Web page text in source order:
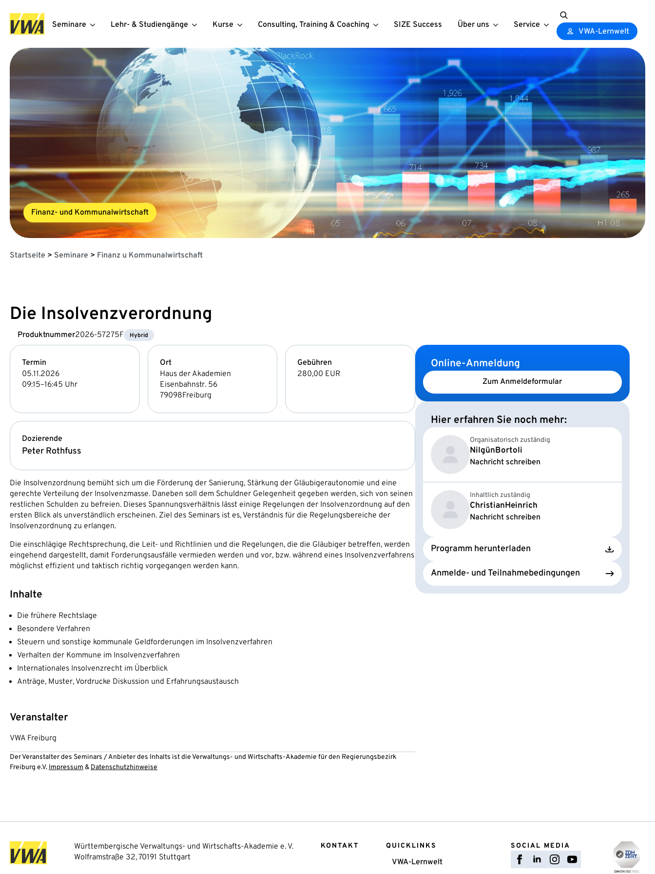
Seminare Lehr- & Studiengänge Kurse Consulting, Training & Coaching SIZE Success Über uns Service
Search
for:
VWA-Lernwelt
Finanz- und Kommunalwirtschaft
Startseite > Seminare > Finanz u Kommunalwirtschaft
Die Insolvenzverordnung
Produktnummer2026-57275F Hybrid
Termin
05.11.2026
09:15–16:45 Uhr
Ort
Haus der Akademien
Eisenbahnstr. 56
79098Freiburg
Gebühren
280,00 EUR
Dozierende
Peter Rothfuss
Die Insolvenzordnung bemüht sich um die Förderung der Sanierung, Stärkung der Gläubigerautonomie und eine
gerechte Verteilung der Insolvenzmasse. Daneben soll dem Schuldner Gelegenheit gegeben werden, sich von seinen
restlichen Schulden zu befreien. Dieses Spannungsverhältnis lässt einige Regelungen der Insolvenzordnung auf den
ersten Blick als unverständlich erscheinen. Ziel des Seminars ist es, Verständnis für die Regelungsbereiche der
Insolvenzordnung zu erlangen.
Die einschlägige Rechtsprechung, die Leit- und Richtlinien und die Regelungen, die die Gläubiger betreffen, werden
eingehend dargestellt, damit Forderungsausfälle vermieden werden und vor, bzw. während eines Insolvenzverfahrens
möglichst effizient und taktisch richtig vorgegangen werden kann.
Inhalte
Die frühere Rechtslage
Besondere Verfahren
Steuern und sonstige kommunale Geldforderungen im Insolvenzverfahren
Verhalten der Kommune im Insolvenzverfahren
Internationales Insolvenzrecht im Überblick
Anträge, Muster, Vordrucke Diskussion und Erfahrungsaustausch
Veranstalter
VWA Freiburg
Der Veranstalter des Seminars / Anbieter des Inhalts ist die Verwaltungs- und Wirtschafts-Akademie für den Regierungsbezirk
Freiburg e.V. Impressum & Datenschutzhinweise
Online-Anmeldung
Zum Anmeldeformular
Hier erfahren Sie noch mehr:
Organisatorisch zuständig
NilgünBortoli
Nachricht schreiben
Inhaltlich zuständig
ChristianHeinrich
Nachricht schreiben
Programm herunterladen
Anmelde- und Teilnahmebedingungen
Württembergische Verwaltungs- und Wirtschafts-Akademie e. V.
Wolframstraße 32, 70191 Stuttgart
KONTAKT QUICKLINKS
VWA-Lernwelt
SOCIAL MEDIA